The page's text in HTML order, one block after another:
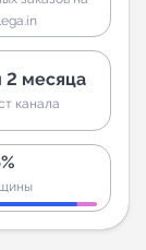
2 месяца
канала